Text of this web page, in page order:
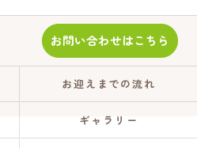
お問い合わせはこちら
お迎えまでの流れ
ギャラリー